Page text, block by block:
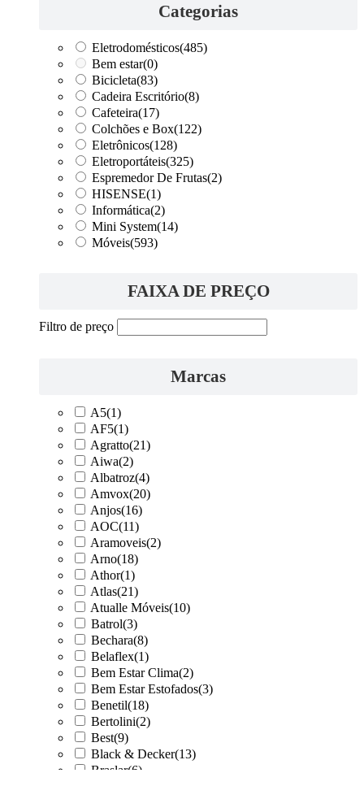
Categorias
Eletrodomésticos(485)
Bem estar(0)
Bicicleta(83)
Cadeira Escritório(8)
Cafeteira(17)
Colchões e Box(122)
Eletrônicos(128)
Eletroportáteis(325)
Espremedor De Frutas(2)
HISENSE(1)
Informática(2)
Mini System(14)
Móveis(593)
FAIXA DE PREÇO
Filtro de preço
Marcas
A5(1)
AF5(1)
Agratto(21)
Aiwa(2)
Albatroz(4)
Amvox(20)
Anjos(16)
AOC(11)
Aramoveis(2)
Arno(18)
Athor(1)
Atlas(21)
Atualle Móveis(10)
Batrol(3)
Bechara(8)
Belaflex(1)
Bem Estar Clima(2)
Bem Estar Estofados(3)
Benetil(18)
Bertolini(2)
Best(9)
Black & Decker(13)
Braslar(6)